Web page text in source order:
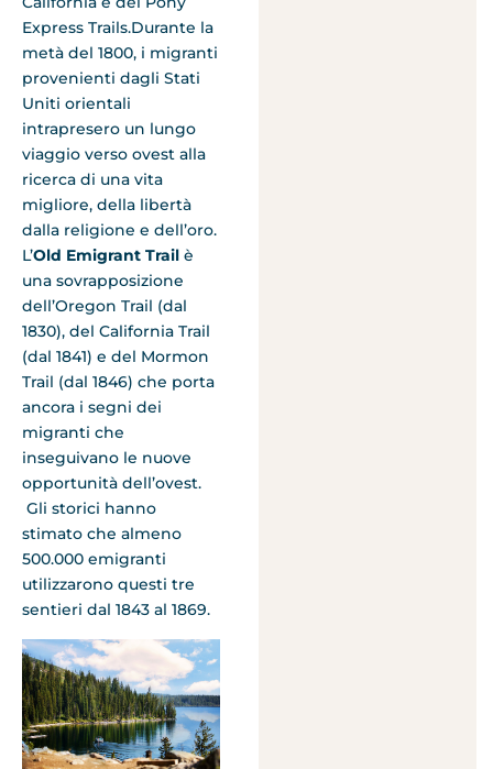
Express Trails.Durante la
metà del 1800, i migranti
provenienti dagli Stati
Uniti orientali
intrapresero un lungo
viaggio verso ovest alla
ricerca di una vita
migliore, della libertà
dalla religione e dell’oro.
L’Old Emigrant Trail è
una sovrapposizione
dell’Oregon Trail (dal
1830), del California Trail
(dal 1841) e del Mormon
Trail (dal 1846) che porta
ancora i segni dei
migranti che
inseguivano le nuove
opportunità dell’ovest.
Gli storici hanno
stimato che almeno
500.000 emigranti
utilizzarono questi tre
sentieri dal 1843 al 1869.